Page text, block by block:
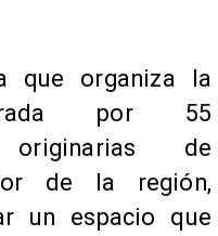
que organiza la
por 55
originarias de
de la región,
un espacio que